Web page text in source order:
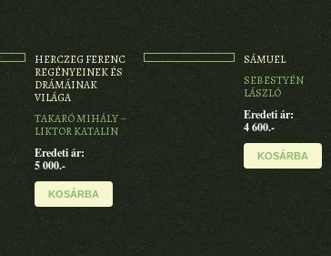
HERCZEG FERENC
REGÉNYEINEK ÉS
DRÁMÁINAK
VILÁGA
TAKARÓ MIHÁLY –
LIKTOR KATALIN
Eredeti ár:
5 000.-
KOSÁRBA
SÁMUEL
SEBESTYÉN
LÁSZLÓ
Eredeti ár:
4 600.-
KOSÁRBA